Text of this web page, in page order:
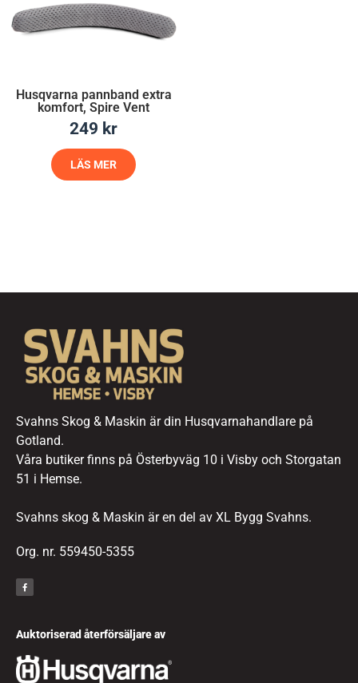
Husqvarna pannband extra
komfort, Spire Vent
249 kr
LÄS MER
Svahns Skog & Maskin är din Husqvarnahandlare på
Gotland.
Våra butiker finns på Österbyväg 10 i Visby och Storgatan
51 i Hemse.
Svahns skog & Maskin är en del av XL Bygg Svahns.
Org. nr. 559450-5355
Auktoriserad återförsäljare av